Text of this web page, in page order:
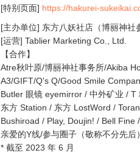
[特别页面] https://hakurei-
[主办单位] 东方八妖社店（博丽神社
[运营] Tablier Marketing Co., Ltd.
【合作】
Atre秋叶原/博丽神社事务所/Akiba
A3/GIFT/Q's Q/Good Smile
Butler 眼镜 eyemirror / 中外矿业 /
东方 Station / 东方 LostWord /
Bushiroad / Play, Doujin! / Bell
亲爱的Y线/参与圈子（敬称不分先后）
* 截至 2023 年 6 月